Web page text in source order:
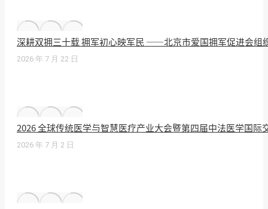
深耕双拥三十载 拥军初心映军民 ——北京市爱国拥军促进会组
2026 年 7 月 22 日
2026 全球传统医学与智慧医疗产业大会暨第四届中法医学国际
2026 年 7 月 2 日